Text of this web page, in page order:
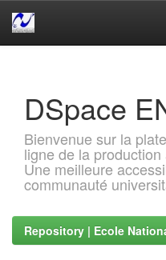
DSpace
Bienvenue sur la
ligne de la
Une meilleure
communauté
Repository | Ecole